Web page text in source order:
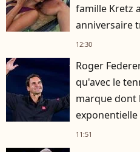
famille Kretz
anniversaire
12:30
Roger
qu'avec le
marque dont
exponentielle
11:51